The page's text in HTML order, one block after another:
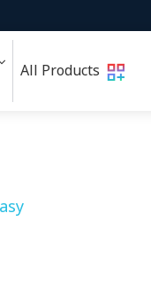
All Products